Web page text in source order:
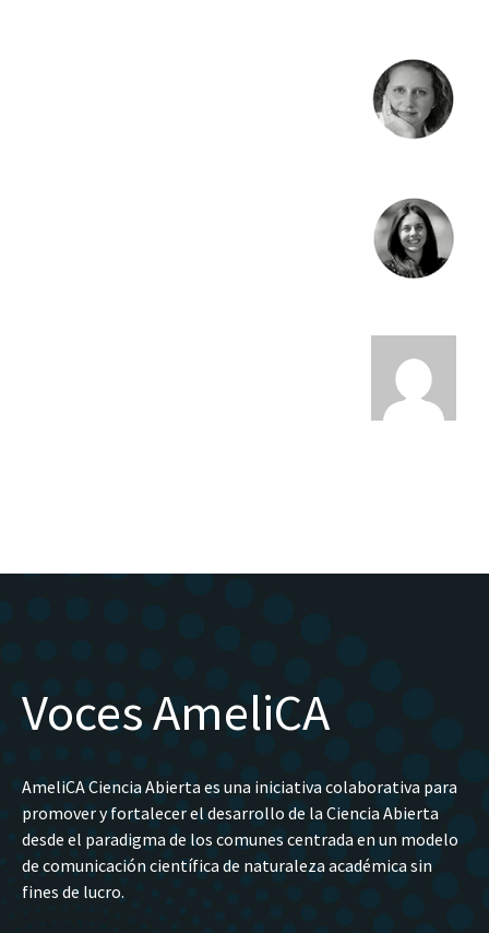
Voces AmeliCA
AmeliCA Ciencia Abierta es una iniciativa colaborativa para
promover y fortalecer el desarrollo de la Ciencia Abierta
desde el paradigma de los comunes centrada en un modelo
de comunicación científica de naturaleza académica sin
fines de lucro.